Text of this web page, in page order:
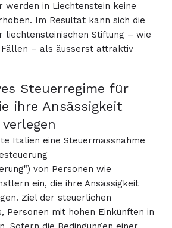
werden in Liechtenstein keine
Im Resultat kann sich die
liechtensteinischen Stiftung – wie
– als äusserst attraktiv
Steuerregime für
ihre Ansässigkeit
Italien eine Steuermassnahme
von Personen wie
ein, die ihre Ansässigkeit
Ziel der steuerlichen
Personen mit hohen Einkünften in